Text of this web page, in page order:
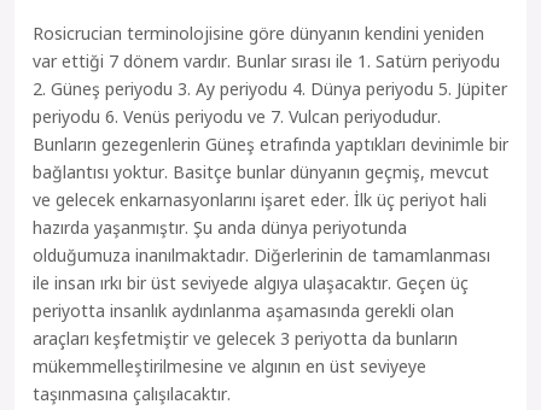
Rosicrucian terminolojisine göre dünyanın kendini yeniden
var ettiği 7 dönem vardır. Bunlar sırası ile 1. Satürn periyodu
2. Güneş periyodu 3. Ay periyodu 4. Dünya periyodu 5. Jüpiter
periyodu 6. Venüs periyodu ve 7. Vulcan periyodudur.
Bunların gezegenlerin Güneş etrafında yaptıkları devinimle bir
bağlantısı yoktur. Basitçe bunlar dünyanın geçmiş, mevcut
ve gelecek enkarnasyonlarını işaret eder. İlk üç periyot hali
hazırda yaşanmıştır. Şu anda dünya periyotunda
olduğumuza inanılmaktadır. Diğerlerinin de tamamlanması
ile insan ırkı bir üst seviyede algıya ulaşacaktır. Geçen üç
periyotta insanlık aydınlanma aşamasında gerekli olan
araçları keşfetmiştir ve gelecek 3 periyotta da bunların
mükemmelleştirilmesine ve algının en üst seviyeye
taşınmasına çalışılacaktır.